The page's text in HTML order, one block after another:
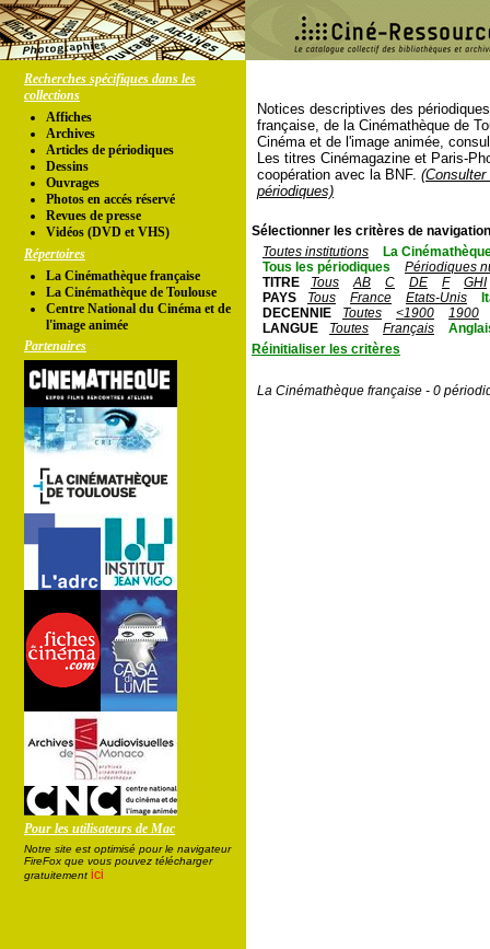
Recherches spécifiques dans les
collections
Affiches
Archives
Articles de périodiques
Dessins
Ouvrages
Photos en accés réservé
Revues de presse
Vidéos (DVD et VHS)
Répertoires
La Cinémathèque française
La Cinémathèque de Toulouse
Centre National du Cinéma et de
l'image animée
Partenaires
Pour les utilisateurs de Mac
Notre site est optimisé pour le navigateur
FireFox que vous pouvez télécharger
gratuitement ici
Notices descriptives des
française, de la Cinémathèque de
Cinéma et de l'image animée,
Les titres Cinémagazine et Paris-
coopération avec la BNF.
périodiques)
Sélectionner les critères de
Toutes institutions
La
Tous les périodiques
Périodiques
TITRE
Tous AB C DE F
GHI
PAYS
Tous France Etats-Unis
DECENNIE
Toutes <1900
1900
LANGUE
Toutes Français
Réinitialiser les critères
La Cinémathèque française - 0